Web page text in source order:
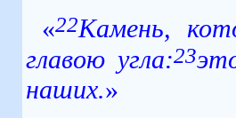
«22Камень,
главою угла:23
наших.»